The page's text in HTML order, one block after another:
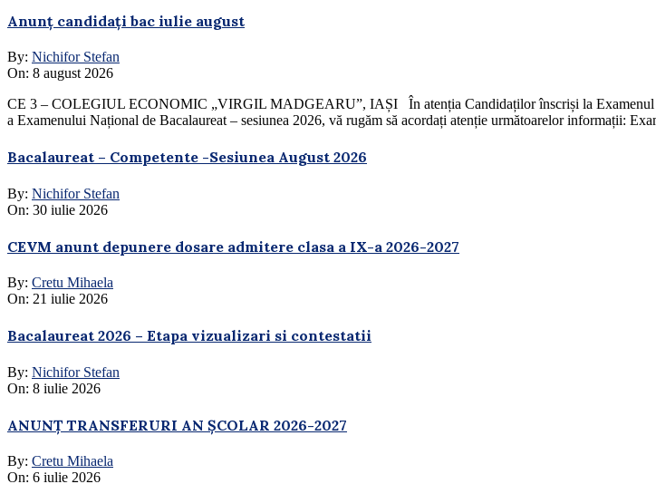
Anunț candidați bac iulie august
By: Nichifor Stefan
On: 8 august 2026
CE 3 – COLEGIUL ECONOMIC „VIRGIL MADGEARU”, IAȘI În atenția Candidaților înscriși la Examenul
a Examenului Național de Bacalaureat – sesiunea 2026, vă rugăm să acordați atenție următoarelor informații:
Bacalaureat – Competente -Sesiunea August 2026
By: Nichifor Stefan
On: 30 iulie 2026
CEVM anunt depunere dosare admitere clasa a IX-a 2026-2027
By: Cretu Mihaela
On: 21 iulie 2026
Bacalaureat 2026 – Etapa vizualizari si contestatii
By: Nichifor Stefan
On: 8 iulie 2026
ANUNȚ TRANSFERURI AN ȘCOLAR 2026-2027
By: Cretu Mihaela
On: 6 iulie 2026